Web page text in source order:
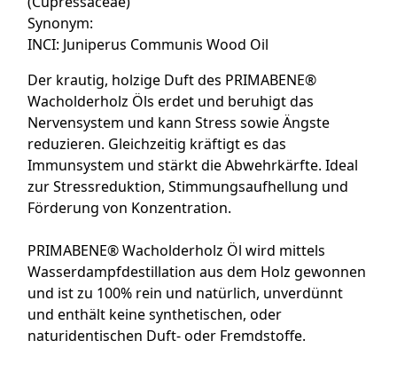
Synonym:
INCI: Juniperus Communis Wood Oil
Der krautig, holzige Duft des PRIMABENE®
Wacholderholz Öls erdet und beruhigt das
Nervensystem und kann Stress sowie Ängste
reduzieren. Gleichzeitig kräftigt es das
Immunsystem und stärkt die Abwehrkärfte. Ideal
zur Stressreduktion, Stimmungsaufhellung und
Förderung von Konzentration.
PRIMABENE® Wacholderholz Öl wird mittels
Wasserdampfdestillation aus dem Holz gewonnen
und ist zu 100% rein und natürlich, unverdünnt
und enthält keine synthetischen, oder
naturidentischen Duft- oder Fremdstoffe.